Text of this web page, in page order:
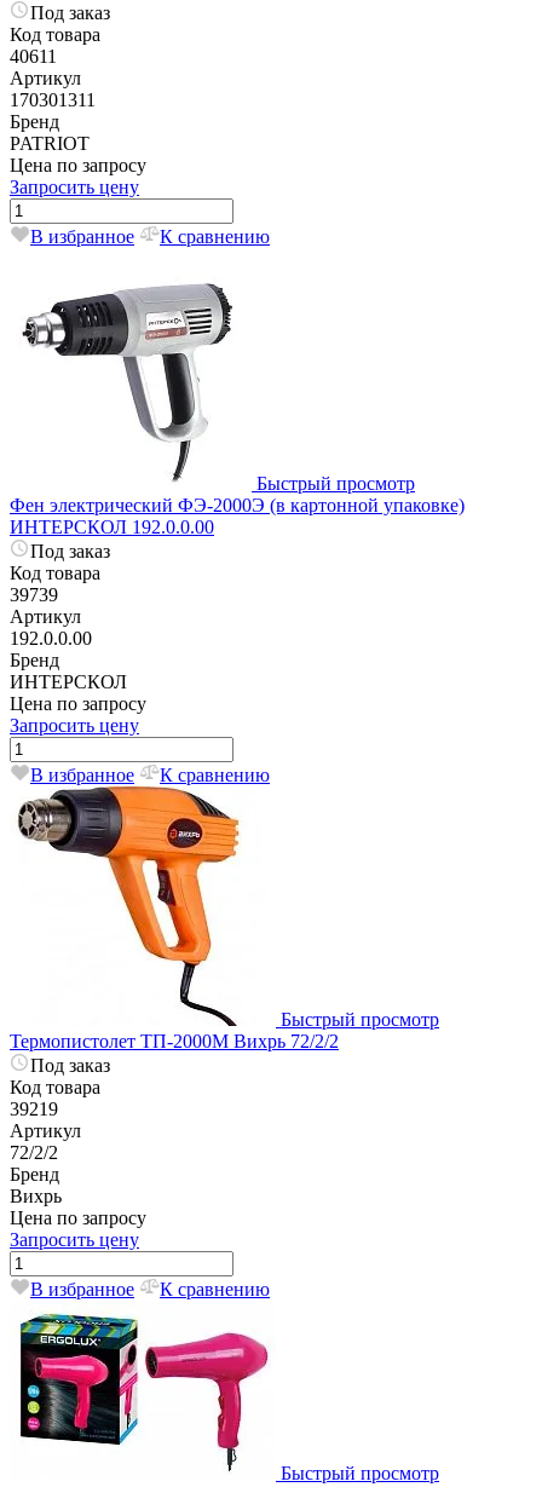
Под заказ
Код товара
40611
Артикул
170301311
Бренд
PATRIOT
Цена по запросу
Запросить цену
В избранное К сравнению
Быстрый просмотр
Фен электрический ФЭ-2000Э (в картонной упаковке)
ИНТЕРСКОЛ 192.0.0.00
Под заказ
Код товара
39739
Артикул
192.0.0.00
Бренд
ИНТЕРСКОЛ
Цена по запросу
Запросить цену
В избранное К сравнению
Быстрый просмотр
Термопистолет ТП-2000М Вихрь 72/2/2
Под заказ
Код товара
39219
Артикул
72/2/2
Бренд
Вихрь
Цена по запросу
Запросить цену
В избранное К сравнению
Быстрый просмотр